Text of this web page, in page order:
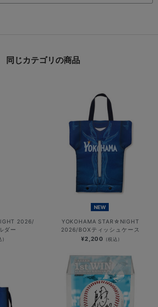
同じカテゴリの商品
2026/
ダー
)
NEW
YOKOHAMA STAR☆NIGHT
2026/BOXティッシュケース
¥2,200 (税込)